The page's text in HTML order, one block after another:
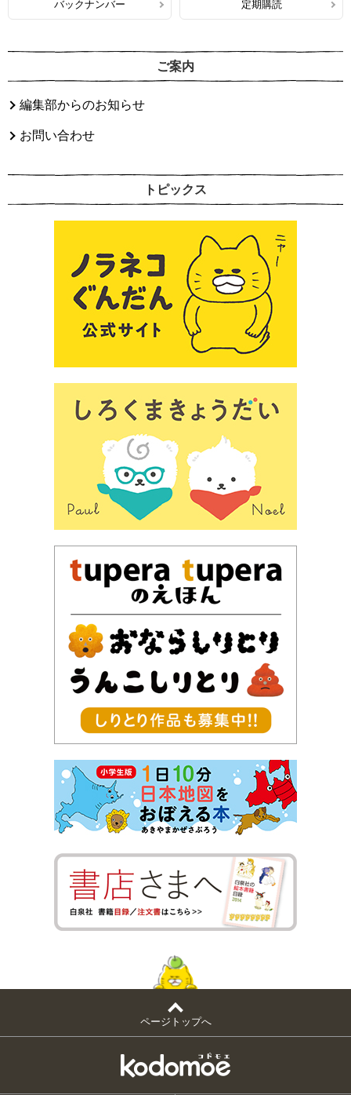
バックナンバー 定期購読
ご案内
編集部からのお知らせ
お問い合わせ
トピックス
ページトップへ